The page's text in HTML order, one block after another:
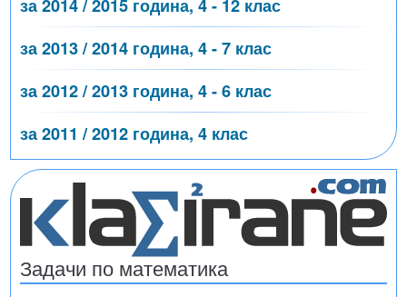
за 2014 / 2015 година, 4 - 12 клас
за 2013 / 2014 година, 4 - 7 клас
за 2012 / 2013 година, 4 - 6 клас
за 2011 / 2012 година, 4 клас
Задачи по математика